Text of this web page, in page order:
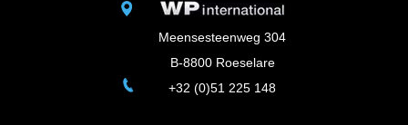
Meensesteenweg 304
B-8800 Roeselare
+32 (0)51 225 148